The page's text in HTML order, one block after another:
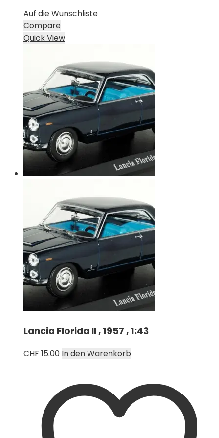
Auf die Wunschliste
Compare
Quick View
Lancia Florida II , 1957 , 1:43
CHF 15.00 In den Warenkorb